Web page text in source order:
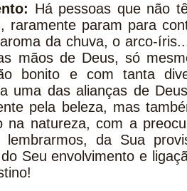
Há pessoas que não
raramente param para
da chuva, o arco-
mãos de Deus, só
bonito e com tanta
uma das alianças de
pela beleza, mas
na natureza, com a
lembrarmos, da Sua
Seu envolvimento e